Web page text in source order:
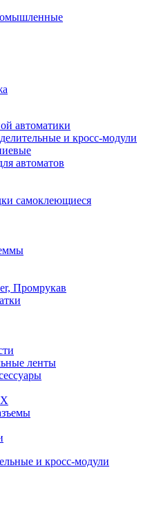
автоматики
и кросс-модули
автоматов
самоклеющиеся
Промрукав
ленты
и кросс-модули